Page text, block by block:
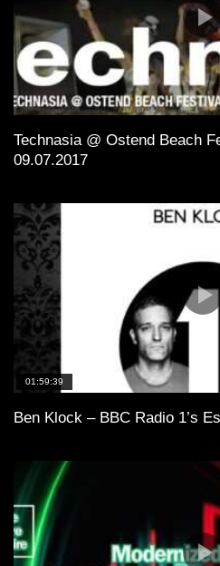
Technasia @ Ostend Beach
09.07.2017
01:59:39
Ben Klock – BBC Radio 1’s